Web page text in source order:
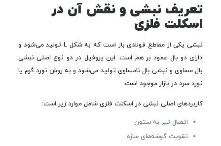
تعریف نبشی و نقش آن در
اسکلت فلزی
نبشی یکی از مقاطع فولادی باز است که به شکل L تولید می‌شود و
دارای دو بال عمود بر هم است. این پروفیل در دو نوع اصلی نبشی
بال مساوی و نبشی بال نامساوی تولید می‌شود و به روش نورد گرم یا
نورد سرد در بازار موجود است.
کاربردهای اصلی نبشی در اسکلت فلزی شامل موارد زیر است:
اتصال تیر به ستون
تقویت گوشه‌های سازه